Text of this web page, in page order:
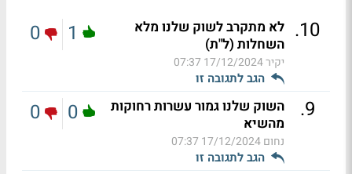
10
. לא מתקרב לשוק שלנו מלא
השחלות (ל"ת)
יקיר17/12/2024 07:37
הגב לתגובה זו
1
0
9
.
השוק שלנו גמור עשרות רחוקות
מהשיא
נחום17/12/2024 07:37
הגב לתגובה זו
0
0